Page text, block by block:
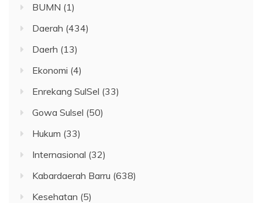
BUMN (1)
Daerah (434)
Daerh (13)
Ekonomi (4)
Enrekang SulSel (33)
Gowa Sulsel (50)
Hukum (33)
Internasional (32)
Kabardaerah Barru (638)
Kesehatan (5)